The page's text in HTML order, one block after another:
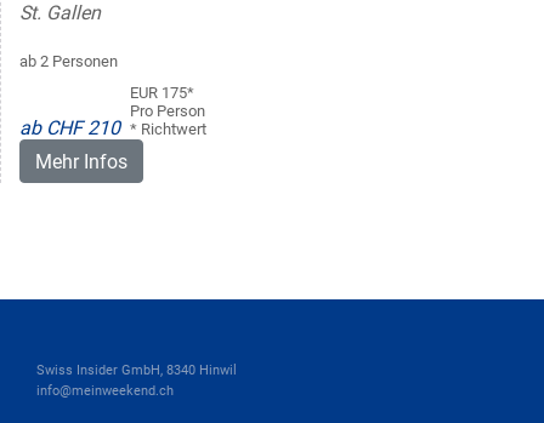
St. Gallen
ab 2 Personen
ab CHF 210
EUR 175*
Pro Person
* Richtwert
Mehr Infos
Swiss Insider GmbH, 8340 Hinwil
info@meinweekend.ch